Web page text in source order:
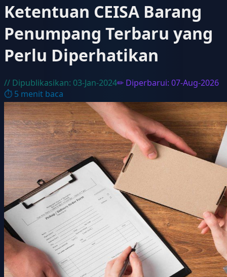
Ketentuan CEISA Barang
Penumpang Terbaru yang
Perlu Diperhatikan
// Dipublikasikan: 03-Jan-2024✏ Diperbarui: 07-Aug-2026
⏱ 5 menit baca